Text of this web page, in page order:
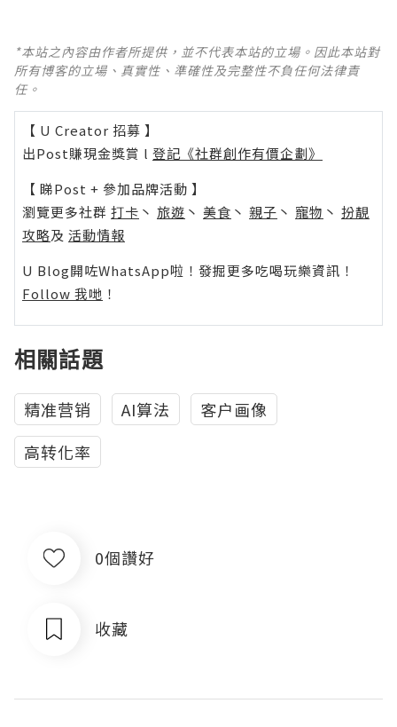
*本站之內容由作者所提供，並不代表本站的立場。因此本站對
所有博客的立場、真實性、準確性及完整性不負任何法律責
任。
【 U Creator 招募 】
出Post賺現金獎賞 l 登記《社群創作有價企劃》
【 睇Post + 參加品牌活動 】
瀏覽更多社群 打卡 丶 旅遊 丶 美食 丶 親子 丶 寵物 丶 扮靚
攻略及 活動情報
U Blog開咗WhatsApp啦！發掘更多吃喝玩樂資訊！
Follow 我哋 ！
相關話題
精准营销 AI算法
客户画像
高转化率
0個讚好
收藏